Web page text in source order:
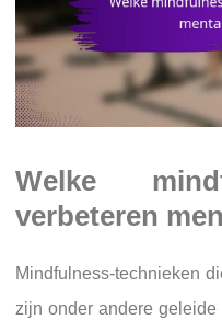
Welke
verbeteren
Mindfulness-technieken
zijn onder andere